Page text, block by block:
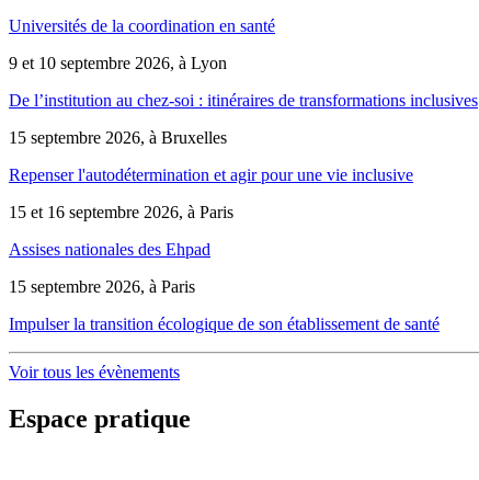
Universités de la coordination en santé
9 et 10 septembre 2026, à Lyon
De l’institution au chez-soi : itinéraires de transformations inclusives
15 septembre 2026, à Bruxelles
Repenser l'autodétermination et agir pour une vie inclusive
15 et 16 septembre 2026, à Paris
Assises nationales des Ehpad
15 septembre 2026, à Paris
Impulser la transition écologique de son établissement de santé
Voir tous les évènements
Espace pratique